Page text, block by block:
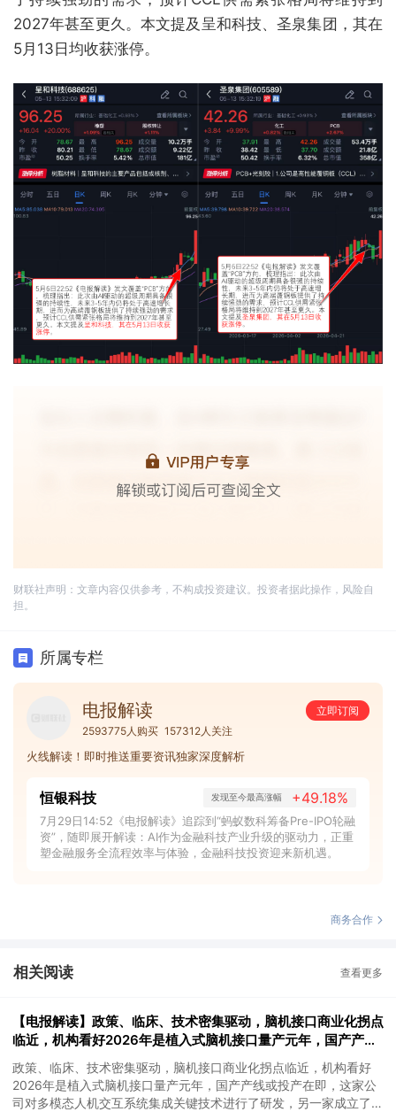
2027年甚至更久。本文提及呈和科技、圣泉集团，其在
5月13日均收获涨停。
财联社声明：文章内容仅供参考，不构成投资建议。投资者据此操作，风险自
担。
所属专栏
电报解读
立即订阅
2593775人购买 157312人关注
火线解读！即时推送重要资讯独家深度解析
恒银科技 发现至今最高涨幅 +49.18%
7月29日14:52《电报解读》追踪到“蚂蚁数科筹备Pre-IPO轮融
资”，随即展开解读：AI作为金融科技产业升级的驱动力，正重
塑金融服务全流程效率与体验，金融科技投资迎来新机遇。
商务合作
相关阅读 查看更多
【电报解读】政策、临床、技术密集驱动，脑机接口商业化拐点
临近，机构看好2026年是植入式脑机接口量产元年，国产产线
或投产在即，这家公司对多模态人机交互系统集成关键技术进行
了研发
政策、临床、技术密集驱动，脑机接口商业化拐点临近，机构看好
2026年是植入式脑机接口量产元年，国产产线或投产在即，这家公
司对多模态人机交互系统集成关键技术进行了研发，另一家成立了人